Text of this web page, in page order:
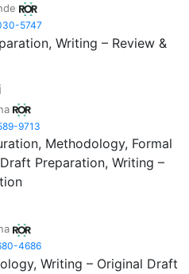
5747
Writing – Review &
9713
Methodology Formal
Preparation Writing –
4686
Writing – Original Draft